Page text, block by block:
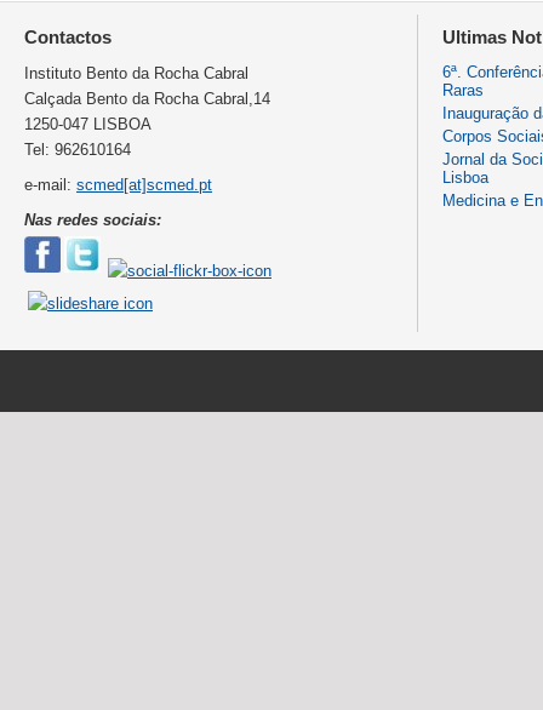
Contactos
Instituto Bento da Rocha Cabral
Calçada Bento da Rocha Cabral,14
1250-047 LISBOA
Tel: 962610164
e-mail: scmed[at]scmed.pt
Nas redes sociais:
Ultimas
6ª.
Raras
Inauguração
Corpos
Jornal da
Lisboa
Medicina e